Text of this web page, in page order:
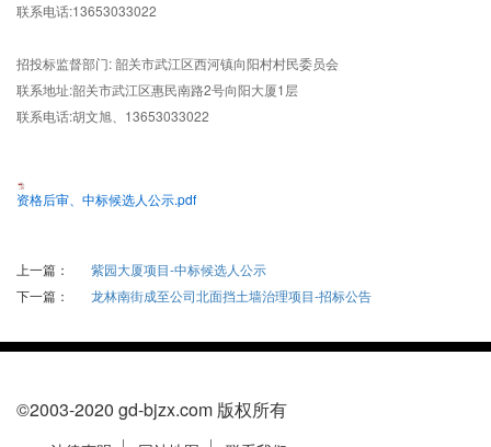
联系电话:13653033022
招投标监督部门: 韶关市武江区西河镇向阳村村民委员会
联系地址:韶关市武江区惠民南路2号向阳大厦1层
联系电话:胡文旭、13653033022
资格后审、中标候选人公示.pdf
上一篇：
紫园大厦项目-中标候选人公示
下一篇：
龙林南街成至公司北面挡土墙治理项目-招标公告
©2003-2020 gd-bjzx.com 版权所有